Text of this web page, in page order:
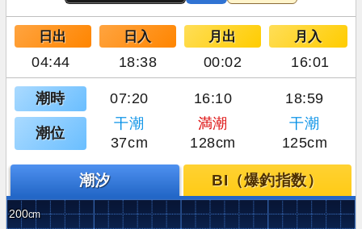
日出 日入 月出 月入
04:44 18:38 00:02 16:01
潮時 07:20 16:10 18:59
潮位
干潮 満潮
干潮
37cm
128cm 125cm
潮汐 BI（爆釣指数）
200